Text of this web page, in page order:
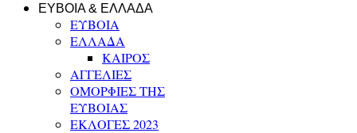
ΕΥΒΟΙΑ & ΕΛΛΑΔΑ
ΕΥΒΟΙΑ
ΕΛΛΑΔΑ
ΚΑΙΡΟΣ
ΑΓΓΕΛΙΕΣ
ΟΜΟΡΦΙΕΣ ΤΗΣ
ΕΥΒΟΙΑΣ
ΕΚΛΟΓΕΣ 2023